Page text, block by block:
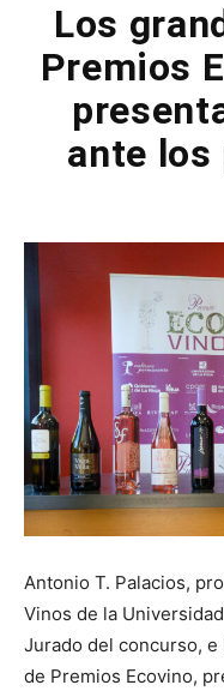
Los
Premios
ante los
Antonio T. Palacios,
Vinos de la
Jurado del concurso,
de Premios Ecovino,